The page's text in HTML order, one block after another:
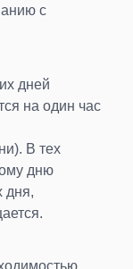
с
дней
на один час
В тех
дню
дня,